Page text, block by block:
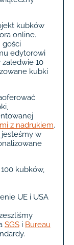
kubków
online.
gości
edytorowi
10
kubki
z nadrukiem.
w
kubków,
UE i USA
SGS i Bureau